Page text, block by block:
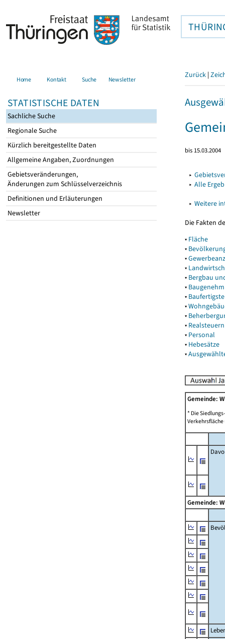
Home Kontakt Suche Newsletter
STATISTISCHE DATEN
Sachliche Suche
Regionale Suche
Kürzlich bereitgestellte Daten
Allgemeine Angaben, Zuordnungen
Gebietsveränderungen,
Änderungen zum Schlüsselverzeichnis
Definitionen und Erläuterungen
Newsletter
Zurück |
bis 15.03.2004
▸
▸ Alle
▸ Weitere
Die Fakten
▾ Fläche
▾
▾
▾
▾ Bergbau
▾
▾
▾
▾
▾ Realsteuern
▾ Personal
▾ Hebesätze
▾
Gemeinde:
* Die
Verkehrsfläche
Gemeinde: